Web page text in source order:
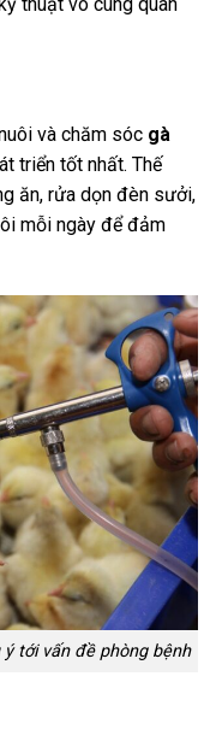
và chăm sóc gà
triển tốt nhất. Thế
ăn, rửa dọn đèn sưởi,
mỗi ngày để đảm
tới vấn đề phòng bệnh